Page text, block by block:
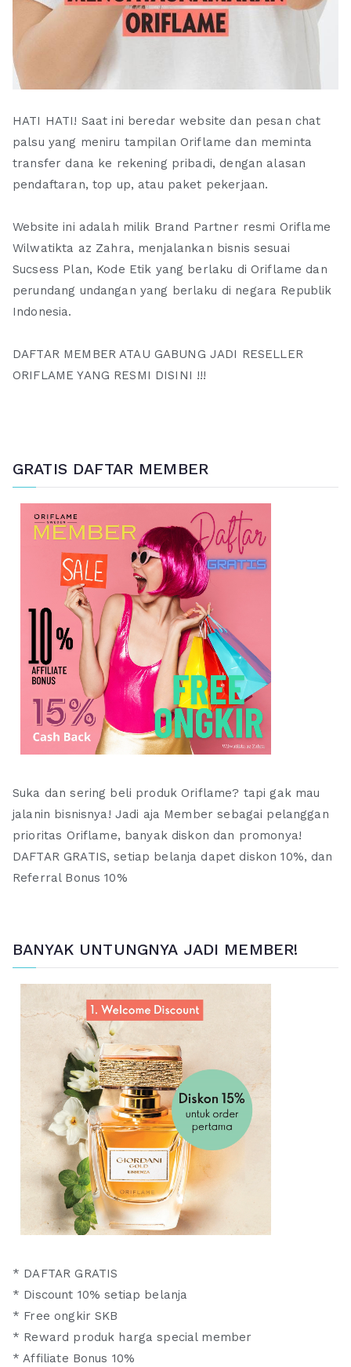
HATI HATI! Saat ini beredar website dan pesan chat
palsu yang meniru tampilan Oriflame dan meminta
transfer dana ke rekening pribadi, dengan alasan
pendaftaran, top up, atau paket pekerjaan.
Website ini adalah milik Brand Partner resmi Oriflame
Wilwatikta az Zahra, menjalankan bisnis sesuai
Sucsess Plan, Kode Etik yang berlaku di Oriflame dan
perundang undangan yang berlaku di negara Republik
Indonesia.
DAFTAR MEMBER ATAU GABUNG JADI RESELLER
ORIFLAME YANG RESMI DISINI !!!
GRATIS DAFTAR MEMBER
Suka dan sering beli produk Oriflame? tapi gak mau
jalanin bisnisnya! Jadi aja Member sebagai pelanggan
prioritas Oriflame, banyak diskon dan promonya!
DAFTAR GRATIS, setiap belanja dapet diskon 10%, dan
Referral Bonus 10%
BANYAK UNTUNGNYA JADI MEMBER!
* DAFTAR GRATIS
* Discount 10% setiap belanja
* Free ongkir SKB
* Reward produk harga special member
* Affiliate Bonus 10%